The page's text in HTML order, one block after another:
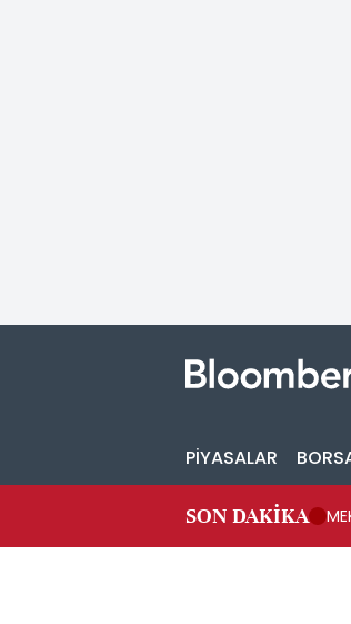
PİYASALAR
SON DAKİKA